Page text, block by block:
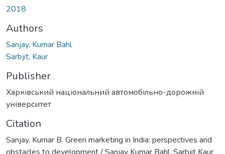
2018
Authors
Sanjay, Kumar Bahl
Sarbjit, Kaur
Publisher
Харківський національний автомобільно-дорожній
університет
Citation
Sanjay, Kumar B. Green marketing in India: perspectives and